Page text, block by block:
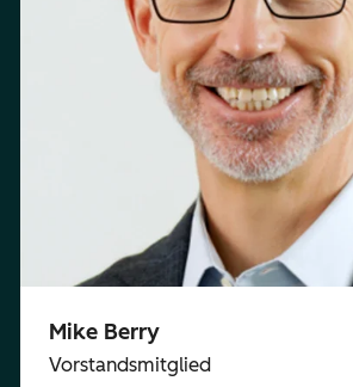
Mike Berry
Vorstandsmitglied